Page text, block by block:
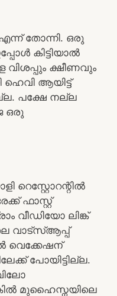
തോന്നി. ഒരു
കിട്ടിയാൽ
വിശപ്പും ക്ഷീണവും
ഹെവി ആയിട്ട്
പക്ഷേ നല്ല
ഒരു
റെസ്റ്റോറന്റിൽ
ഫാസ്റ്റ്
വീഡിയോ ലിങ്ക്
വാട്സ്ആപ്പ്
വെക്കേഷന്
പോയിട്ടില്ല.
മുഹൈസ്നയിലെ